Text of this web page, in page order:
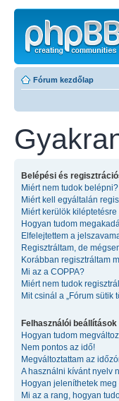
Fórum kezdőlap
Belépési és
Miért nem tudok belépni?
Miért kell egyáltalán
Miért kerülök
Hogyan tudom
Elfelejtettem a
Regisztráltam, de
Korábban regisztráltam
Mi az a COPPA?
Miért nem tudok
Mit csinál a „Fórum sütik
Felhasználói beállítások
Hogyan tudom
Nem pontos az idő!
Megváltoztattam az
A használni kívánt nyelv
Hogyan jeleníthetek
Mi az a rang, hogyan